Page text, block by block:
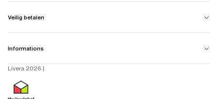
Veilig betalen
Informations
Livera 2026 |